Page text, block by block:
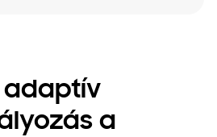
adaptív
a